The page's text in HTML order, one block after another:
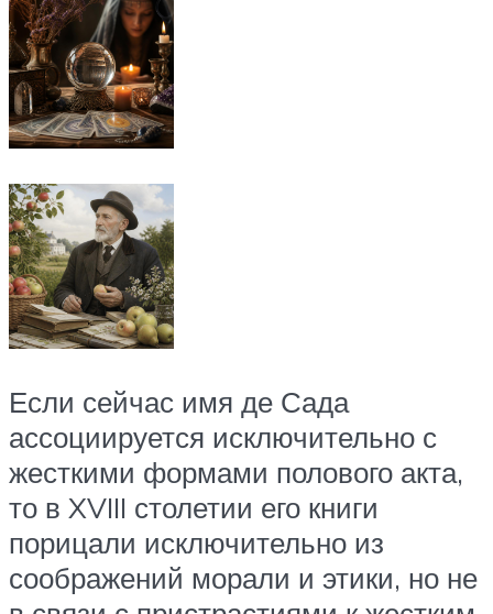
Если сейчас имя де Сада
ассоциируется исключительно с
жесткими формами полового акта,
то в XVIII столетии его книги
порицали исключительно из
соображений морали и этики, но не